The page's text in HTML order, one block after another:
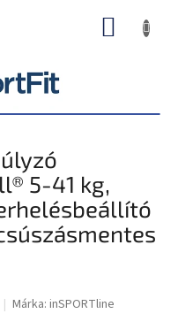
KOSÁR
5-41 kg,
Márka: inSPORTline